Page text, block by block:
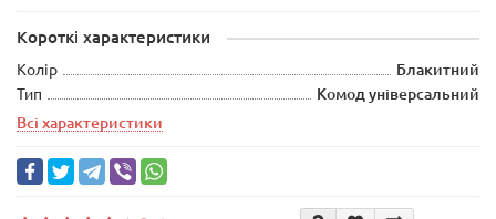
Короткі характеристики
Колір
Блакитний
Тип
Комод універсальний
Всі характеристики